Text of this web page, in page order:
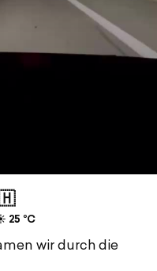
25 °C
wir durch die